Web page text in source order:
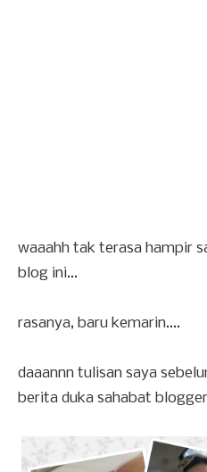
waaahh tak terasa hampir
blog ini...
rasanya, baru kemarin....
daaannn tulisan saya
berita duka sahabat